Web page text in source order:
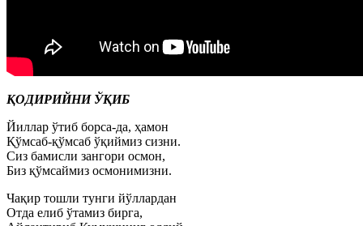
ҚОДИРИЙНИ ЎҚИБ
Йиллар ўтиб борса-да, ҳамон
Қўмсаб-қўмсаб ўқиймиз сизни.
Сиз бамисли зангори осмон,
Биз қўмсаймиз осмонимизни.
Чақир тошли тунги йўллардан
Отда елиб ўтамиз бирга,